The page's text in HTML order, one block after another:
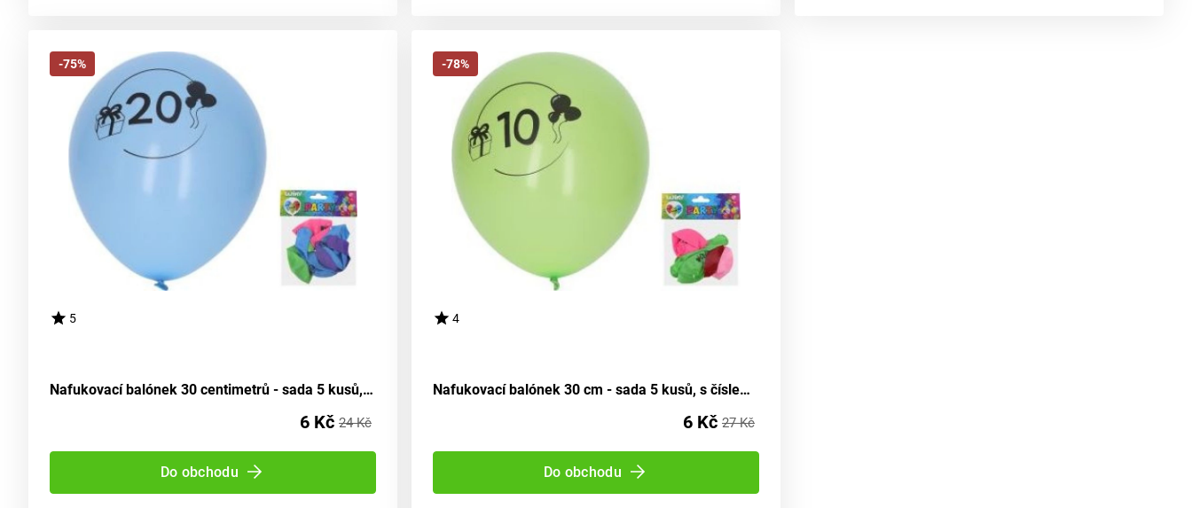
-75%
5
Nafukovací balónek 30 centimetrů - sada 5 kusů, s číslem 20
6 Kč 24 Kč
Do obchodu
-78%
4
Nafukovací balónek 30 cm - sada 5 kusů, s číslem 10
6 Kč 27 Kč
Do obchodu